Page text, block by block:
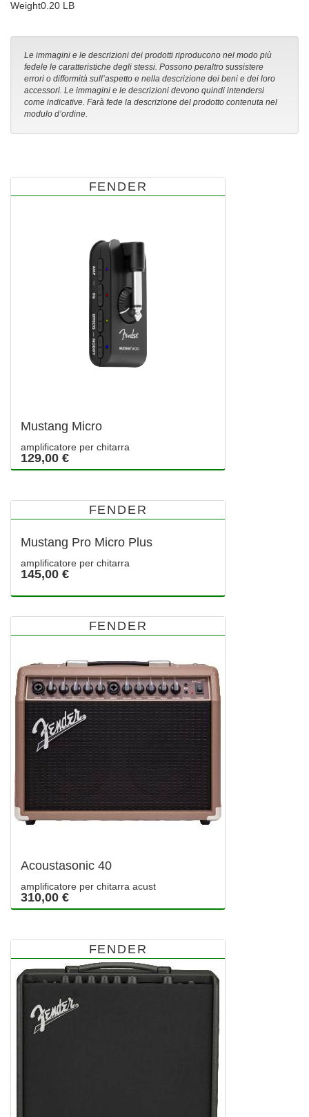
Weight0.20 LB
Le immagini e le descrizioni dei prodotti riproducono nel modo più
fedele le caratteristiche degli stessi. Possono peraltro sussistere
errori o difformità sull’aspetto e nella descrizione dei beni e dei loro
accessori. Le immagini e le descrizioni devono quindi intendersi
come indicative. Farà fede la descrizione del prodotto contenuta nel
modulo d’ordine.
FENDER
Mustang Micro
amplificatore per chitarra
129,00 €
FENDER
Mustang Pro Micro Plus
amplificatore per chitarra
145,00 €
FENDER
Acoustasonic 40
amplificatore per chitarra acust
310,00 €
FENDER